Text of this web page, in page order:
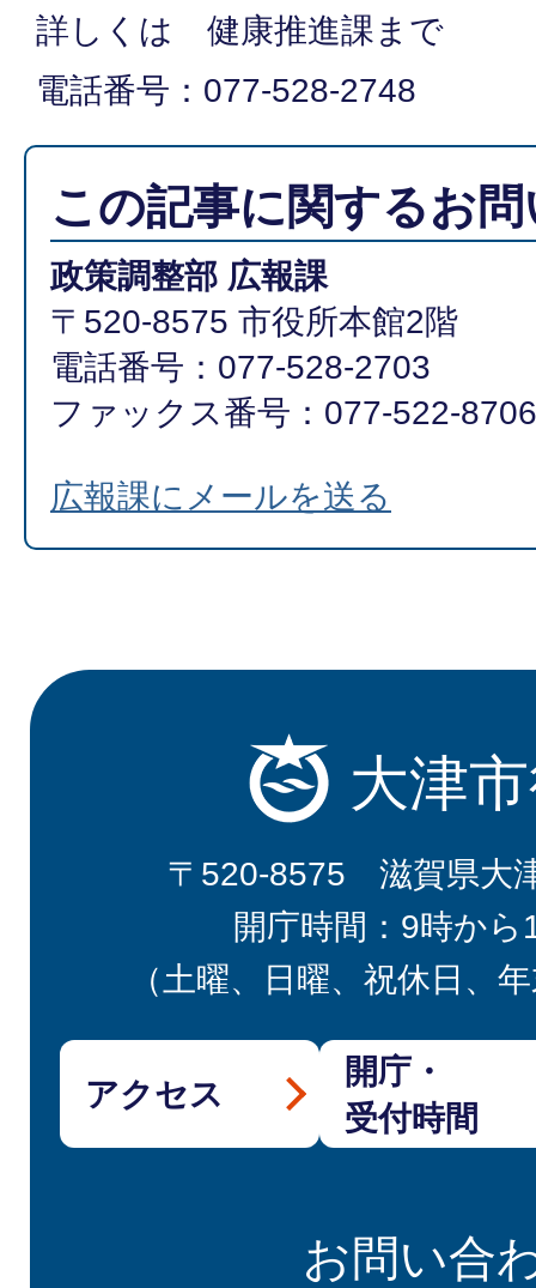
詳しくは 健康推進課まで
電話番号：077-528-2748
この記事に関するお
政策調整部 広報課
〒520-8575 市役所本館2階
電話番号：077-528-2703
ファックス番号：077-522-8706
広報課にメールを送る
大津
〒520-8575 滋賀県大
開庁時間：9時から
（土曜、日曜、祝休日、
アクセス
開庁・
受付時間
お問い合